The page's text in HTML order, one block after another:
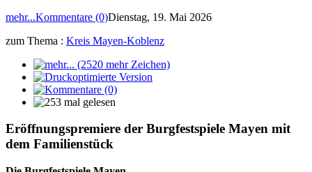
mehr...Kommentare (0)Dienstag, 19. Mai 2026
zum Thema : Kreis Mayen-Koblenz
Eröffnungspremiere der Burgfestspiele Mayen mit
dem Familienstück